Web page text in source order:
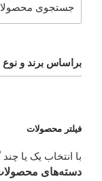
براساس برند و
فیلتر محصولات
با انتخاب یک یا
دسته‌های